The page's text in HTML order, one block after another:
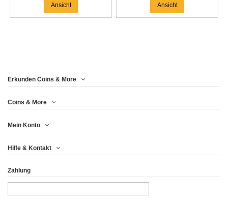
Ansicht Ansicht
Erkunden Coins & More
Coins & More
Mein Konto
Hilfe & Kontakt
Zahlung